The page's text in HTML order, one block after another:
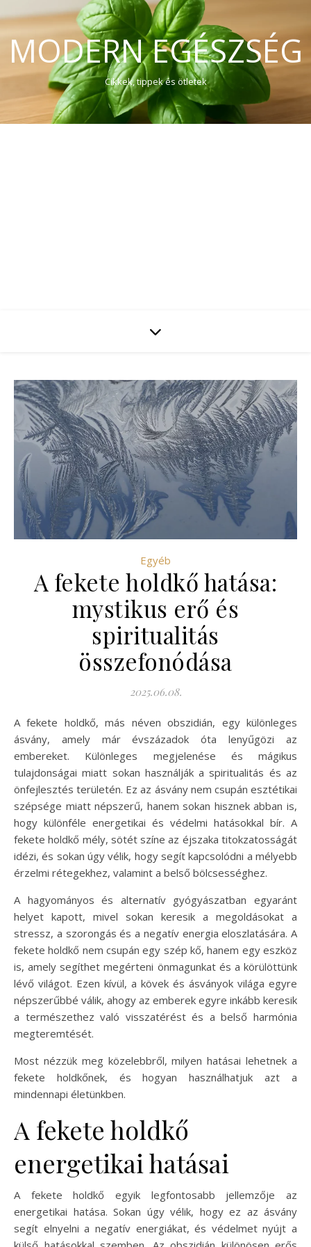
MODERN EGÉSZSÉG
Cikkek, tippek és ötletek
Egyéb
A fekete holdkő hatása:
mystikus erő és
spiritualitás
összefonódása
2025.06.08.
A fekete holdkő, más néven obszidián, egy különleges
ásvány, amely már évszázadok óta lenyűgözi az
embereket. Különleges megjelenése és mágikus
tulajdonságai miatt sokan használják a spiritualitás és az
önfejlesztés területén. Ez az ásvány nem csupán esztétikai
szépsége miatt népszerű, hanem sokan hisznek abban is,
hogy különféle energetikai és védelmi hatásokkal bír. A
fekete holdkő mély, sötét színe az éjszaka titokzatosságát
idézi, és sokan úgy vélik, hogy segít kapcsolódni a mélyebb
érzelmi rétegekhez, valamint a belső bölcsességhez.
A hagyományos és alternatív gyógyászatban egyaránt
helyet kapott, mivel sokan keresik a megoldásokat a
stressz, a szorongás és a negatív energia eloszlatására. A
fekete holdkő nem csupán egy szép kő, hanem egy eszköz
is, amely segíthet megérteni önmagunkat és a körülöttünk
lévő világot. Ezen kívül, a kövek és ásványok világa egyre
népszerűbbé válik, ahogy az emberek egyre inkább keresik
a természethez való visszatérést és a belső harmónia
megteremtését.
Most nézzük meg közelebbről, milyen hatásai lehetnek a
fekete holdkőnek, és hogyan használhatjuk azt a
mindennapi életünkben.
A fekete holdkő
energetikai hatásai
A fekete holdkő egyik legfontosabb jellemzője az
energetikai hatása. Sokan úgy vélik, hogy ez az ásvány
segít elnyelni a negatív energiákat, és védelmet nyújt a